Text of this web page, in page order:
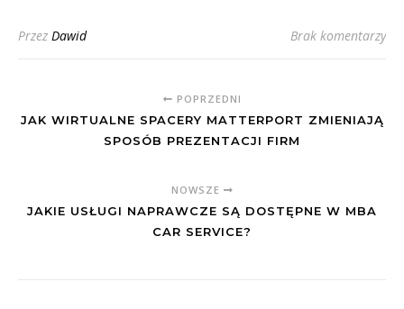
Przez Dawid Brak komentarzy
POPRZEDNI
JAK WIRTUALNE SPACERY MATTERPORT ZMIENIAJĄ
SPOSÓB PREZENTACJI FIRM
NOWSZE
JAKIE USŁUGI NAPRAWCZE SĄ DOSTĘPNE W MBA
CAR SERVICE?